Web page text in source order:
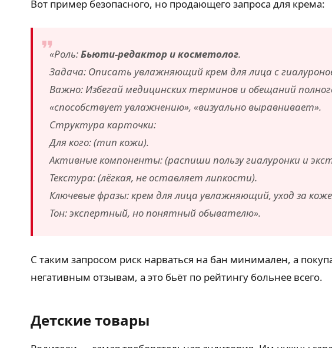
Вот пример безопасного, но продающего запроса для крема:
«Роль:Бьюти-редактор и косметолог.
Задача: Описать увлажняющий крем для лица с
Важно: Избегай медицинских терминов и обещаний
«способствует увлажнению», «визуально выравнивает».
Структура карточки:
Для кого: (тип кожи).
Активные компоненты: (распиши пользу гиалуронки и
Текстура: (лёгкая, не оставляет липкости).
Ключевые фразы: крем для лица увлажняющий, уход за
Тон: экспертный, но понятный обывателю».
С таким запросом риск нарваться на бан минимален, а
негативным отзывам, а это бьёт по рейтингу больнее всего.
Детские товары